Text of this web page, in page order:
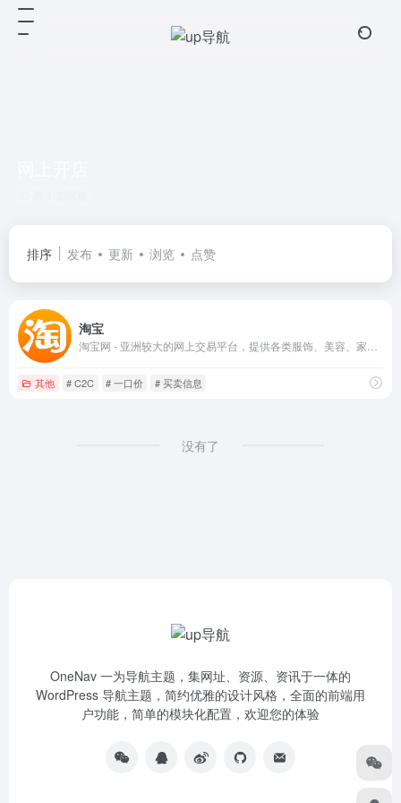
排序 发布 更新 浏览 点赞
淘宝
其他 # C2C # 一口价 # 买卖信息
没有了
OneNav 一为导航主题，集网址、资源、资讯于一体的
WordPress 导航主题，简约优雅的设计风格，全面的前端用
户功能，简单的模块化配置，欢迎您的体验